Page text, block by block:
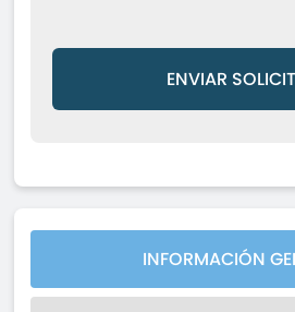
ENVIAR
INFORMACIÓN